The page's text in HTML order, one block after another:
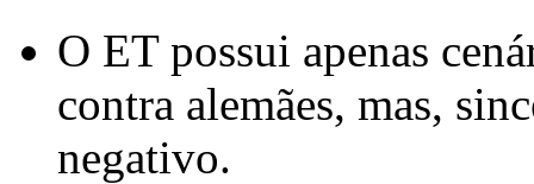
O ET possui apenas
contra alemães, mas,
negativo.